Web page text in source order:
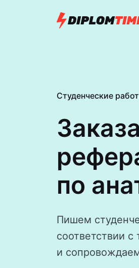
Студенческие
по
Пишем
соответствии
и